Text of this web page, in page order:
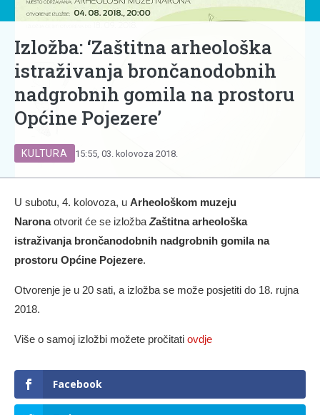
Izložba: ‘Zaštitna arheološka
istraživanja brončanodobnih
nadgrobnih gomila na prostoru
Općine Pojezere’
KULTURA 15:55, 03. kolovoza 2018.
U subotu, 4. kolovoza, u Arheološkom muzeju
Naronaotvorit će se izložba Zaštitna arheološka
istraživanja brončanodobnih nadgrobnih gomila na
prostoru Općine Pojezere.
Otvorenje je u 20 sati, a izložba se može posjetiti do 18. rujna
2018.
Više o samoj izložbi možete pročitati ovdje
Facebook